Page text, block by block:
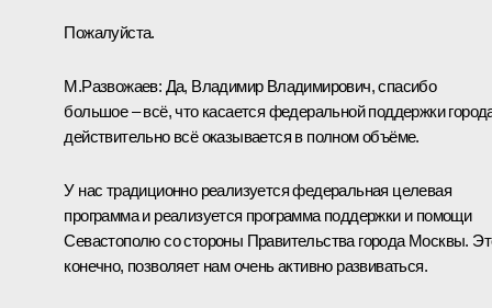
Пожалуйста.
М.Развожаев: Да, Владимир Владимирович, спасибо
большое – всё, что касается федеральной поддержки
действительно всё оказывается в полном объёме.
У нас традиционно реализуется федеральная целевая
программа и реализуется программа поддержки и помощи
Севастополю со стороны Правительства города Москвы.
конечно, позволяет нам очень активно развиваться.